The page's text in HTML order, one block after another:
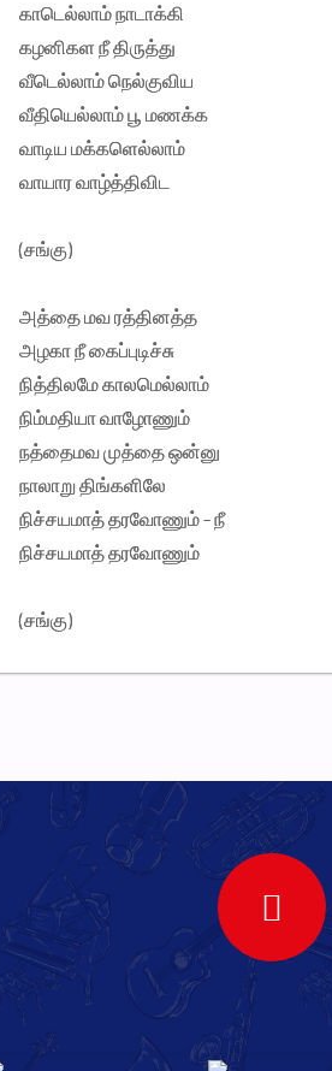
காடெல்லாம் நாடாக்கி
கழனிகள நீ திருத்து
வீடெல்லாம் நெல்குவிய
வீதியெல்லாம் பூ மணக்க
வாடிய மக்களெல்லாம்
வாயார வாழ்த்திவிட
(சங்கு)
அத்தை மவ ரத்தினத்த
அழகா நீ கைப்புடிச்சு
நித்திலமே காலமெல்லாம்
நிம்மதியா வாழோணும்
நத்தைமவ முத்தை ஒன்னு
நாலாறு திங்களிலே
நிச்சயமாத் தரவோணும் - நீ
நிச்சயமாத் தரவோணும்
(சங்கு)